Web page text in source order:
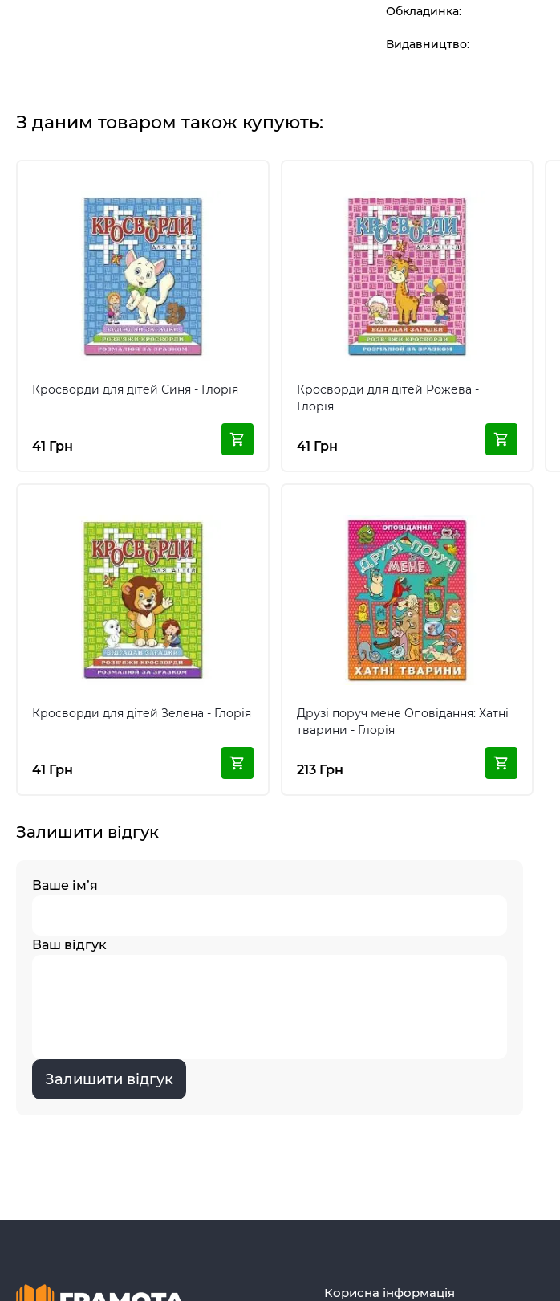
Обкладинка:
Видавництво:
З даним товаром також купують:
Кросворди для дітей Синя - Глорія
41 Грн
Кросворди для дітей Рожева -
Глорія
41 Грн
Кросворди для дітей Зелена - Глорія
41 Грн
Друзі поруч мене Оповідання: Хатні
тварини - Глорія
213 Грн
Залишити відгук
Ваше ім’я
Ваш відгук
Залишити відгук
Корисна інформація